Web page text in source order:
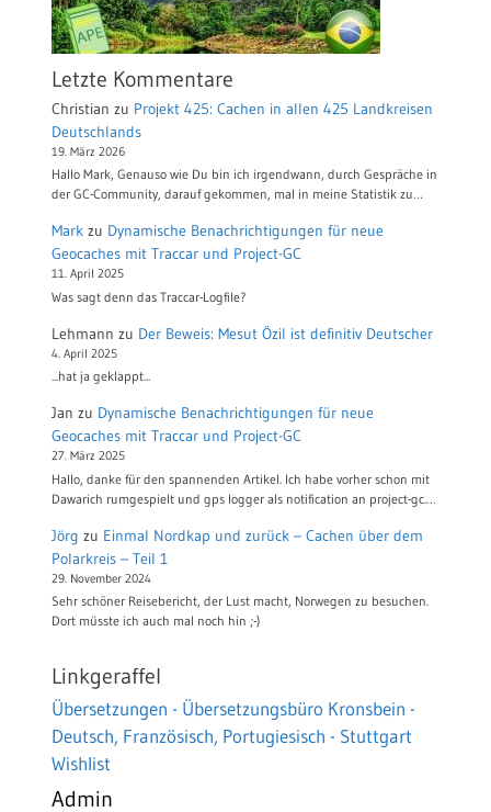
Letzte Kommentare
Christian zu Projekt 425: Cachen in allen 425 Landkreisen
Deutschlands
19. März 2026
Hallo Mark, Genauso wie Du bin ich irgendwann, durch Gespräche in
der GC-Community, darauf gekommen, mal in meine Statistik zu…
Mark zu Dynamische Benachrichtigungen für neue
Geocaches mit Traccar und Project-GC
11. April 2025
Was sagt denn das Traccar-Logfile?
Lehmann zu Der Beweis: Mesut Özil ist definitiv Deutscher
4. April 2025
...hat ja geklappt...
Jan zu Dynamische Benachrichtigungen für neue
Geocaches mit Traccar und Project-GC
27. März 2025
Hallo, danke für den spannenden Artikel. Ich habe vorher schon mit
Dawarich rumgespielt und gps logger als notification an project-gc.…
Jörg zu Einmal Nordkap und zurück – Cachen über dem
Polarkreis – Teil 1
29. November 2024
Sehr schöner Reisebericht, der Lust macht, Norwegen zu besuchen.
Dort müsste ich auch mal noch hin ;-)
Linkgeraffel
Übersetzungen - Übersetzungsbüro Kronsbein -
Deutsch, Französisch, Portugiesisch - Stuttgart
Wishlist
Admin